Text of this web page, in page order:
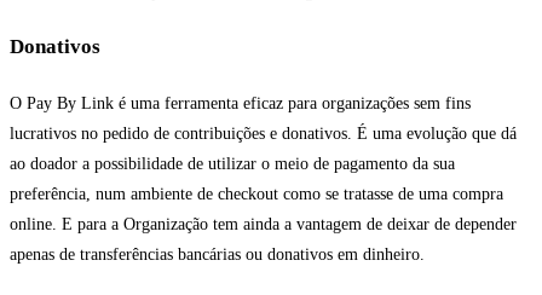
Donativos
O Pay By Link é uma ferramenta eficaz para organizações sem fins
lucrativos no pedido de contribuições e donativos. É uma evolução que dá
ao doador a possibilidade de utilizar o meio de pagamento da sua
preferência, num ambiente de checkout como se tratasse de uma compra
online. E para a Organização tem ainda a vantagem de deixar de depender
apenas de transferências bancárias ou donativos em dinheiro.